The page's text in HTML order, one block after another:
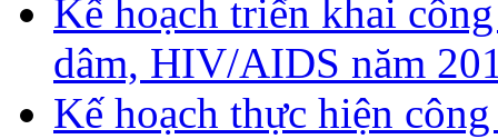
Kế hoạch triển khai
dâm, HIV/AIDS năm
Kế hoạch thực hiện